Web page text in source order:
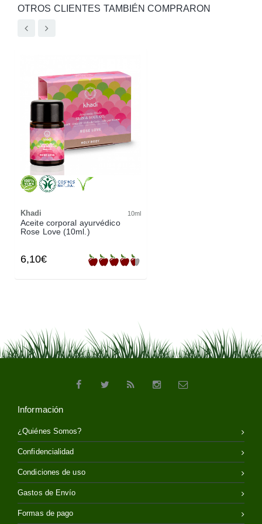
OTROS CLIENTES TAMBIÉN COMPRARON
Khadi 10ml
Aceite corporal ayurvédico
Rose Love (10ml.)
6,10€
Información
¿Quiénes Somos?
Confidencialidad
Condiciones de uso
Gastos de Envío
Formas de pago